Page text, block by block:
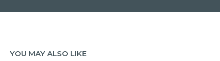
YOU MAY ALSO LIKE